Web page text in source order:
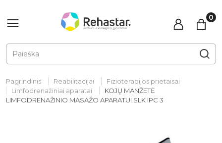
Pagrindinis Reabilitacijai
Fizioterapijos prietaisai
Limfodrenažiniai aparatai
KOJŲ MANŽETĖ
LIMFODRENAŽINIO MASAŽO APARATUI SLK IPC 3